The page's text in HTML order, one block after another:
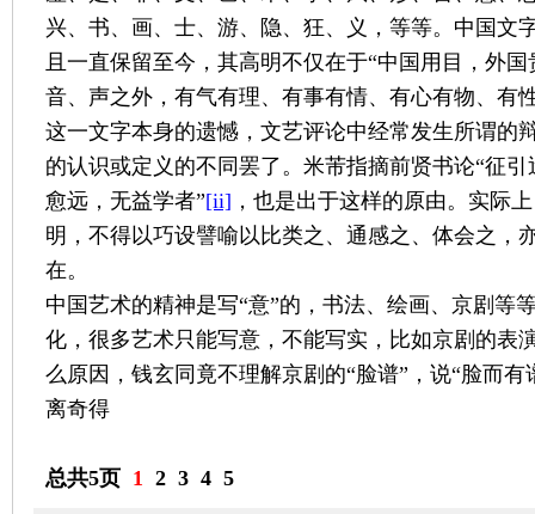
兴、书、画、士、游、隐、狂、义，等等。中国文
且一直保留至今，其高明不仅在于“中国用目，外国
音、声之外，有气有理、有事有情、有心有物、有
这一文字本身的遗憾，文艺评论中经常发生所谓的
的认识或定义的不同罢了。米芾指摘前贤书论“征
愈远，无益学者”[ii] ，也是出于这样的原由。实际
明，不得以巧设譬喻以比类之、通感之、体会之，
在。
中国艺术的精神是写“意”的，书法、绘画、京剧等
化，很多艺术只能写意，不能写实，比如京剧的表
么原因，钱玄同竟不理解京剧的“脸谱”，说“脸而
离奇得
总共5页 1 2 3 4 5